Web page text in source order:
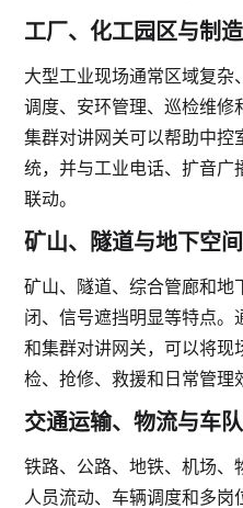
工厂、化工园区与制
大型工业现场通常区域复杂
调度、安环管理、巡检维修
集群对讲网关可以帮助中控
统，并与工业电话、扩音广
联动。
矿山、隧道与地下空间
矿山、隧道、综合管廊和地
闭、信号遮挡明显等特点
和集群对讲网关，可以将现
检、抢修、救援和日常管理
交通运输、物流与车
铁路、公路、地铁、机场、
人员流动、车辆调度和多